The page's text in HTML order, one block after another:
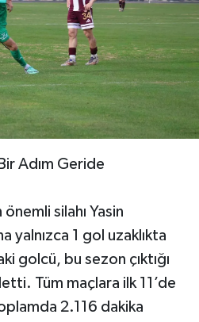
Adım Geride
önemli silahı Yasin
yalnızca 1 gol uzaklıkta
golcü, bu sezon çıktığı
Tüm maçlara ilk 11’de
2.116 dakika